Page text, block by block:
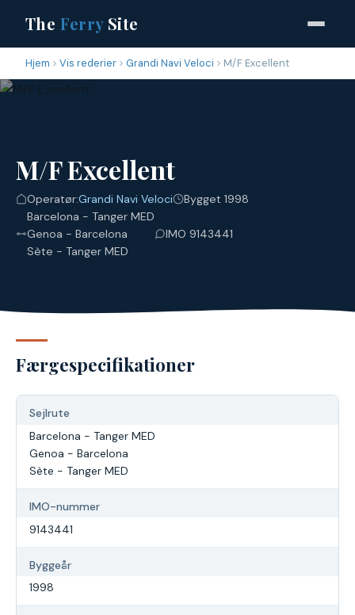
The FerrySite
Hjem Vis rederier Grandi Navi Veloci M/F Excellent
M/F Excellent
Operatør:Grandi Navi Veloci
Bygget 1998
Barcelona - Tanger MED
Genoa - Barcelona
Sète - Tanger MED
IMO 9143441
Færgespecifikationer
Sejlrute
Barcelona - Tanger MED
Genoa - Barcelona
Sète - Tanger MED
IMO-nummer
9143441
Byggeår
1998